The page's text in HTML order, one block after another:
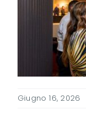
Giugno 16, 2026